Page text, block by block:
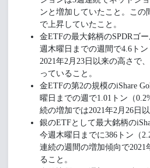
ンと増加していたこと。この
で上昇していたこと。
金ETFの最大銘柄のSPDRゴ
週木曜日までの週間で4.6トン
2021年2月23日以来の高さで
っていること。
金ETFの第2の規模のiShare
曜日までの週で1.01トン（
続の増加では2021年2月26日以
銀のETFとして最大銘柄の
今週木曜日までに386トン（
連続の週間の増加傾向で2021
ること。